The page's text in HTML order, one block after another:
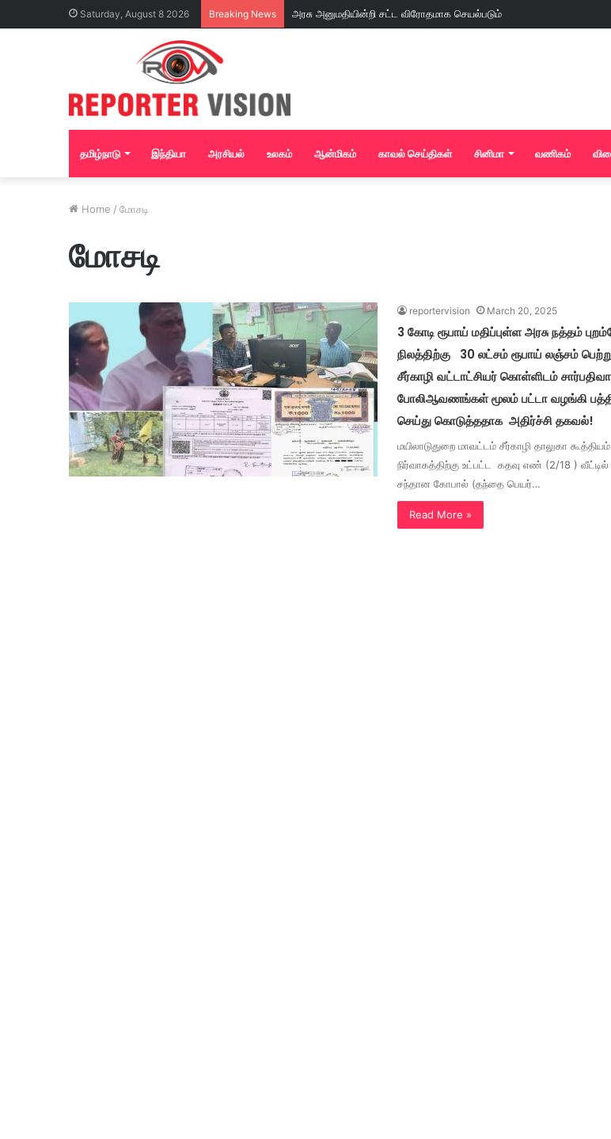
Saturday, August 8 2026 Breaking News அரசு அனுமதியின்றி சட்ட விரோதமாக செயல்படும்
கண்டுகொள்ளாமல் கல்லாக கட்டும் வாடிப்பட்டி காவல்துறை..! நடவடிக்கை
தமிழ்நாடு இந்தியா அரசியல் உலகம் ஆன்மிகம் காவல் செய்திகள் சினிமா வணிகம்
Home / மோசடி
மோசடி
reportervision March 20, 2025
3 கோடி ரூபாய் மதிப்புள்ள அரசு நத்தம்
நிலத்திற்கு 30 லட்சம் ரூபாய் லஞ்சம்
சீர்காழி வட்டாட்சியர் கொள்ளிடம்
போலிஆவணங்கள் மூலம் பட்டா வழங்கி
செய்து கொடுத்ததாக அதிர்ச்சி தகவல்!
மயிலாடுதுறை மாவட்டம் சீர்காழி தாலுகா
நிர்வாகத்திற்கு உட்பட்ட கதவு எண் (2/18 ) வீட்டில்
சந்தான கோபால் (தந்தை பெயர்…
Read More »